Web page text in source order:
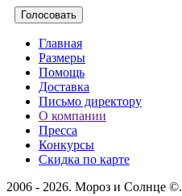
Главная
Размеры
Помощь
Доставка
Письмо директору
О компании
Пресса
Конкурсы
Скидка по карте
2006 - 2026. Мороз и Солнце ©.